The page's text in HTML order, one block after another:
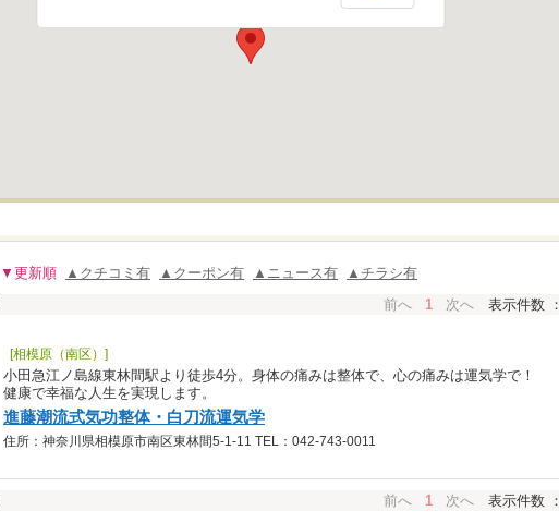
▼更新順 ▲クチコミ有 ▲クーポン有 ▲ニュース有
▲チラシ有
前へ 1 次へ 表示件数 ：
[相模原（南区）]
小田急江ノ島線東林間駅より徒歩4分。身体の痛みは整体で、心の痛みは運気学で！
健康で幸福な人生を実現します。
進藤潮流式気功整体・白刀流運気学
住所：神奈川県相模原市南区東林間5-1-11 TEL：042-743-0011
前へ 1 次へ 表示件数 ：